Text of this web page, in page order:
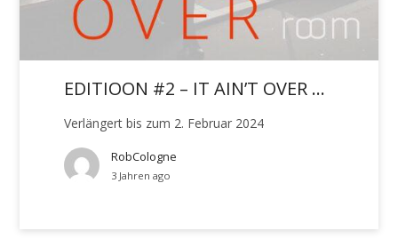
EDITIOON #2 – IT AIN’T OVER …
Verlängert bis zum 2. Februar 2024
RobCologne
3 Jahren ago